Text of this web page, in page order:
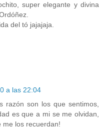
super elegante y divina
del tó jajajaja.
a las 22:04
razón son los que sentimos,
es que a mi se me olvidan,
me los recuerdan!